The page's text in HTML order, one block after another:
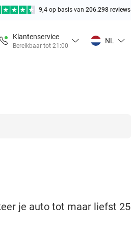
9,4 op basis van 206.298 reviews
Klantenservice
Bereikbaar tot 21:00
NL
je auto tot maar liefst 25